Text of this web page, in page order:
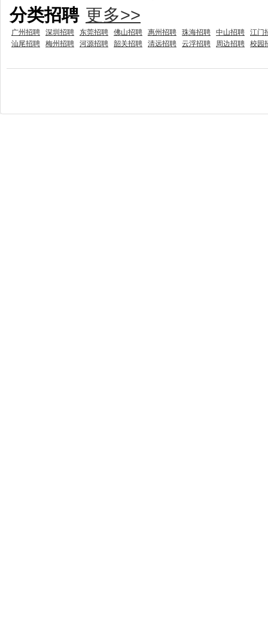
分类招聘 更多>>
广州招聘 深圳招聘 东莞招聘 佛山招聘 惠州招聘 珠海招聘 中山招聘
江门
汕尾招聘
梅州招聘 河源招聘 韶关招聘 清远招聘 云浮招聘 周边招聘 校园